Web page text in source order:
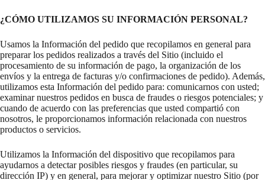
¿CÓMO UTILIZAMOS SU INFORMACIÓN PERSONAL?
Usamos la Información del pedido que recopilamos en general para
preparar los pedidos realizados a través del Sitio (incluido el
procesamiento de su información de pago, la organización de los
envíos y la entrega de facturas y/o confirmaciones de pedido). Además,
utilizamos esta Información del pedido para: comunicarnos con usted;
examinar nuestros pedidos en busca de fraudes o riesgos potenciales; y
cuando de acuerdo con las preferencias que usted compartió con
nosotros, le proporcionamos información relacionada con nuestros
productos o servicios.
Utilizamos la Información del dispositivo que recopilamos para
ayudarnos a detectar posibles riesgos y fraudes (en particular, su
dirección IP) y en general, para mejorar y optimizar nuestro Sitio (por